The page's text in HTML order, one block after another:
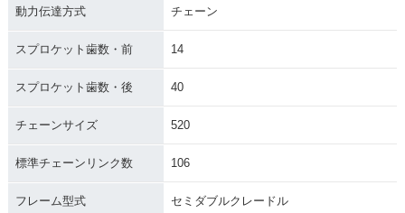
動力伝達方式 チェーン
スプロケット歯数・前 14
スプロケット歯数・後 40
チェーンサイズ 520
標準チェーンリンク数 106
フレーム型式 セミダブルクレードル